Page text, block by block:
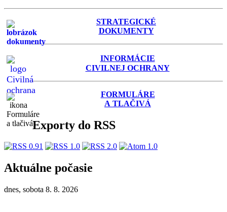
STRATEGICKÉ
DOKUMENTY
INFORMÁCIE
CIVILNEJ OCHRANY
FORMULÁRE
A TLAČIVÁ
Exporty do RSS
Aktuálne počasie
dnes, sobota 8. 8. 2026